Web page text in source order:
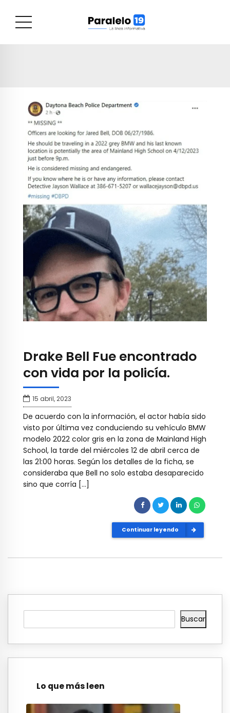
Drake Bell Fue encontrado
con vida por la policía.
15 abril, 2023
De acuerdo con la información, el actor había sido
visto por última vez conduciendo su vehículo BMW
modelo 2022 color gris en la zona de Mainland High
School, la tarde del miércoles 12 de abril cerca de
las 21:00 horas. Según los detalles de la ficha, se
consideraba que Bell no solo estaba desaparecido
sino que corría […]
Continuar leyendo
Buscar
Lo que más leen